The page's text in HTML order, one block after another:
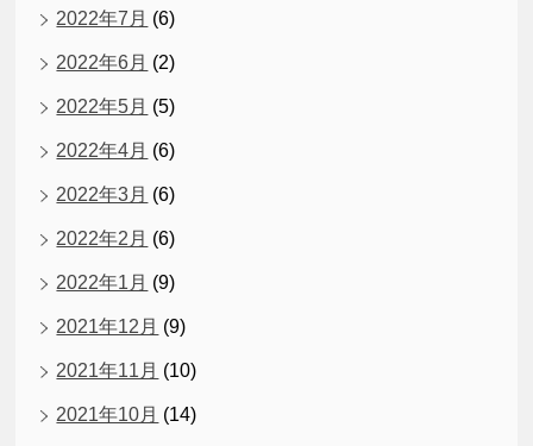
2022年7月 (6)
2022年6月 (2)
2022年5月 (5)
2022年4月 (6)
2022年3月 (6)
2022年2月 (6)
2022年1月 (9)
2021年12月 (9)
2021年11月 (10)
2021年10月 (14)